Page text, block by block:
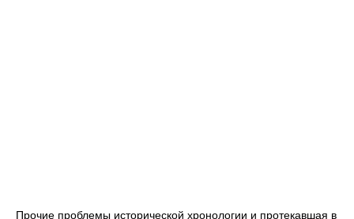
Прочие проблемы исторической хронологии и протекавшая в